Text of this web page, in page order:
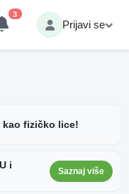
3
Prijavi se
kao fizičko lice!
i
Saznaj više